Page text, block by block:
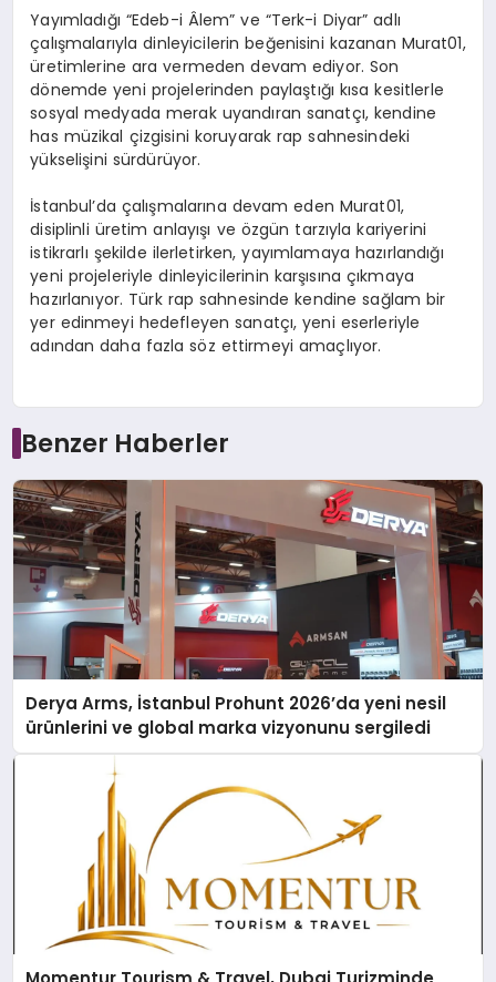
Yayımladığı “Edeb-i Âlem” ve “Terk-i Diyar” adlı
çalışmalarıyla dinleyicilerin beğenisini kazanan Murat01,
üretimlerine ara vermeden devam ediyor. Son
dönemde yeni projelerinden paylaştığı kısa kesitlerle
sosyal medyada merak uyandıran sanatçı, kendine
has müzikal çizgisini koruyarak rap sahnesindeki
yükselişini sürdürüyor.
İstanbul’da çalışmalarına devam eden Murat01,
disiplinli üretim anlayışı ve özgün tarzıyla kariyerini
istikrarlı şekilde ilerletirken, yayımlamaya hazırlandığı
yeni projeleriyle dinleyicilerinin karşısına çıkmaya
hazırlanıyor. Türk rap sahnesinde kendine sağlam bir
yer edinmeyi hedefleyen sanatçı, yeni eserleriyle
adından daha fazla söz ettirmeyi amaçlıyor.
Benzer Haberler
Derya Arms, İstanbul Prohunt 2026’da yeni nesil
ürünlerini ve global marka vizyonunu sergiledi